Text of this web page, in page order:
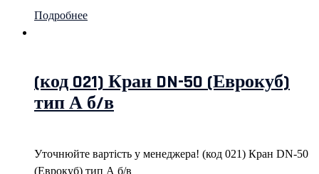
Подробнее
(код 021) Кран DN-50 (Еврокуб)
тип А б/в
Уточнюйте вартість у менеджера! (код 021) Кран DN-50
(Еврокуб) тип А б/в